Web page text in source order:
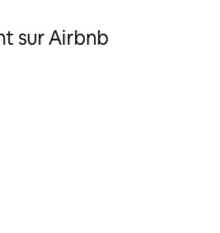
sur Airbnb